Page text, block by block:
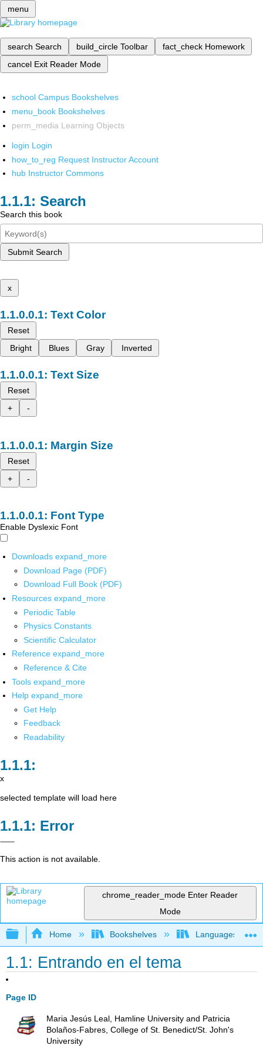
menu
search Search build_circle Toolbar fact_check Homework
cancel Exit Reader Mode
school Campus Bookshelves
menu_book Bookshelves
perm_media Learning Objects
login Login
how_to_reg Request Instructor Account
hub Instructor Commons
Search
Search this book
Submit Search
x
Text Color
Reset
Bright
Blues Gray Inverted
Text Size
Reset
+
-
Margin Size
Reset
+
-
Font Type
Enable Dyslexic Font
Downloads expand_more
Download Page (PDF)
Download Full Book (PDF)
Resources expand_more
Periodic Table
Physics Constants
Scientific Calculator
Reference expand_more
Reference & Cite
Tools expand_more
Help expand_more
Get Help
Feedback
Readability
x
selected template will load here
Error
This action is not available.
chrome_reader_mode Enter Reader
Mode
Expand/collapse global hierarchy
Home Bookshelves Languages
1.1: Entrando en el tema
Page ID
Maria Jesús Leal, Hamline University and Patricia
Bolaños-Fabres, College of St. Benedict/St. John's
University